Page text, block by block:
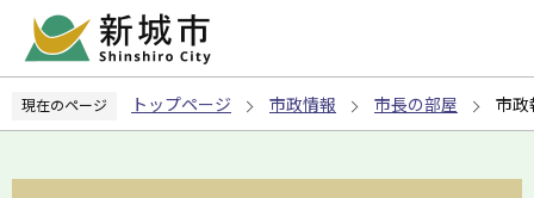
ペ
の
現在のページ トップページ 市政情報 市長の部屋 市政